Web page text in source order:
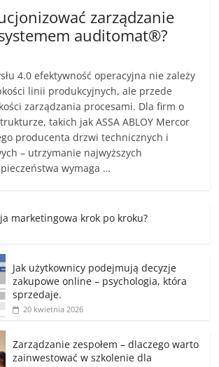
zarządzanie
auditomat®?
4.0 efektywność operacyjna nie zależy
linii produkcyjnych, ale przede
zarządzania procesami. Dla firm o
takich jak ASSA ABLOY Mercor
producenta drzwi technicznych i
– utrzymanie najwyższych
wymaga …
marketingowa krok po kroku?
Jak użytkownicy podejmują decyzje
zakupowe online – psychologia, która
sprzedaje.
20 kwietnia 2026
Zarządzanie zespołem – dlaczego warto
zainwestować w szkolenie dla